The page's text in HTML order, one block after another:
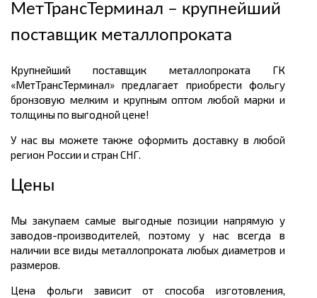
МетТрансТерминал – крупнейший
поставщик металлопроката
Крупнейший поставщик металлопроката ГК
«МетТрансТерминал» предлагает приобрести фольгу
бронзовую мелким и крупным оптом любой марки и
толщины по выгодной цене!
У нас вы можете также оформить доставку в любой
регион России и стран СНГ.
Цены
Мы закупаем самые выгодные позиции напрямую у
заводов-производителей, поэтому у нас всегда в
наличии все виды металлопроката любых диаметров и
размеров.
Цена фольги зависит от способа изготовления,